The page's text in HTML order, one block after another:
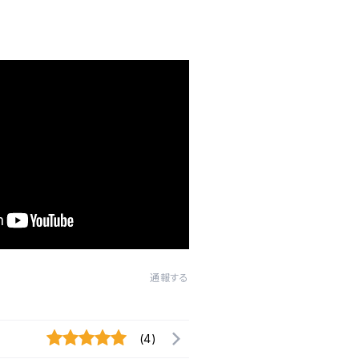
通報する
(4)